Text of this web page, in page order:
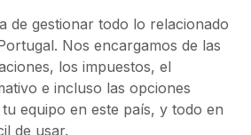
de forma sencilla y conforme a la
el mundo sin gastar en entidades.
países
del empleo global según el país.
de EE. UU.
riesgo de clasificación errónea
de clasificación errónea por país.
de gestionar todo lo relacionado
Nos encargamos de las
los impuestos, el
e incluso las opciones
equipo en este país, y todo en
de usar.